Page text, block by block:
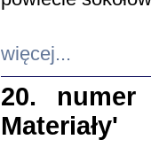
więcej...
20. numer
Materiały'